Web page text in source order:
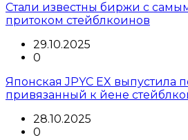
Стали известны биржи с
притоком стейблкоинов
29.10.2025
0
Японская JPYC EX выпустила
привязанный к йене
28.10.2025
0